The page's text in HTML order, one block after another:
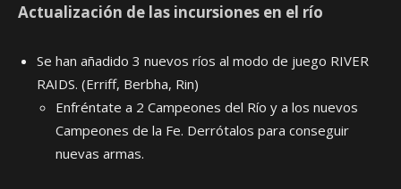
Actualización de las incursiones en el río
Se han añadido 3 nuevos ríos al modo de juego RIVER
RAIDS. (Erriff, Berbha, Rin)
Enfréntate a 2 Campeones del Río y a los nuevos
Campeones de la Fe. Derrótalos para conseguir
nuevas armas.